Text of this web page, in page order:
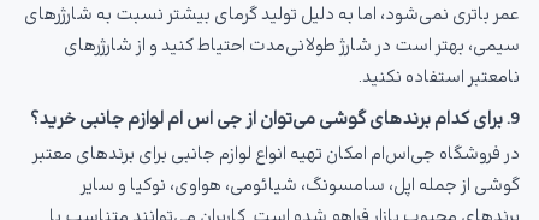
عمر باتری نمی‌شود، اما به دلیل تولید گرمای بیشتر نسبت به شارژرهای
سیمی، بهتر است در شارژ طولانی‌مدت احتیاط کنید و از شارژرهای
نامعتبر استفاده نکنید.
9. برای کدام برندهای گوشی می‌توان از جی اس ام لوازم جانبی خرید؟
در فروشگاه جی‌اس‌ام امکان تهیه انواع لوازم جانبی برای برندهای معتبر
گوشی از جمله اپل، سامسونگ، شیائومی، هواوی، نوکیا و سایر